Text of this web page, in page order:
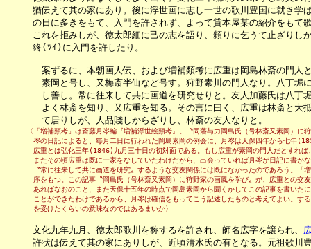
猶伝えて其の家にあり。後に浮世画に志し一世の歌川豊国に就き学ば
の日に多きをもて、入門を許されず、よって貸本屋某の紹介をもて歌
これを拒みしが、徳太郎細に己の志を語り、頻りに乞うて止ざりしか
終(ﾂｲ)に入門を許したり。
案ずるに、本朝画人伝、および増補類考に広重は岡島林斎の門人と
素岡と号し、又梅斎半仙など号す。狩野素川の門人なり。八丁堀に
し善し。常に往来して共に画道を研究せりと。友人加藤氏は八丁堀
よく林斎を知り、又広重を知る。その言に曰く、広重は林斎と大抵
て居りしが、人品賤しからざりし、林斎の友人なりと。
〈「増補類考」は斎藤月岑編『増補浮世絵類考』。〝同藩与力岡島氏（号林斎又素岡）に狩
岑の日記によると、毎月二日に行われた岡島素岡の例会に、月岑は天保四年から七年
広重とは弘化三年(1846)九月三十日の初対面である。もし広重が素岡の門人だとすれば、
またその頃広重は既に一家をなしていたわけだから、出会っていれば月岑が日記に書かな
〝常に往来して共に画道を研究〟するような交友関係には既になかったのであろう。「
序をもつ。この記事〝岡島氏（号林斎又素岡）に狩野家の画風を学び〟が、広重との交友
あればなおのこと、また天保十五年の時点で岡島素岡から聞くかしてこの記事を書いたに
ことができたわけであるから、月岑は確信をもってこう記述したものと考えてよい。する
を受けたくらいの意味なのではあるまいか〉
文化九年九月、徳太郎歌川を称するを許され、師名広字を譲られ、
許状は伝えて其の家にありしが、近頃清水氏の有となる。元祖歌川豊